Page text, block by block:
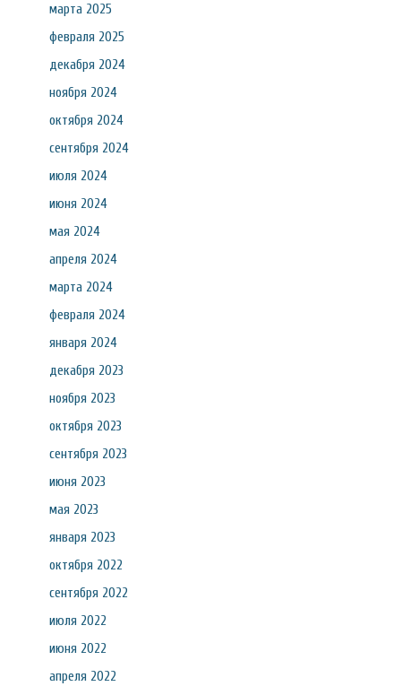
марта 2025
февраля 2025
декабря 2024
ноября 2024
октября 2024
сентября 2024
июля 2024
июня 2024
мая 2024
апреля 2024
марта 2024
февраля 2024
января 2024
декабря 2023
ноября 2023
октября 2023
сентября 2023
июня 2023
мая 2023
января 2023
октября 2022
сентября 2022
июля 2022
июня 2022
апреля 2022